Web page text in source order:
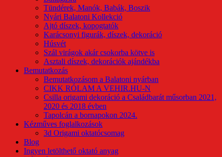
Tündérek, Manók, Babák, Boszik
Nyári Balatoni Kollekció
Ajtó díszek, kopogtatók
Karácsonyi figurák, díszek, dekoráció
Húsvét
Szál virágok akár csokorba kötve is
Asztali díszek, dekorációk ajándékba
Bemutatkozás
Bemutatkozásom a Balatoni nyárban
CIKK RÓLAM A VEHIR.HU-N
Csilla origami dekoráció a Családbarát műsorban 2021,
2020 és 2018 évben
Tapolcán a bornapokon 2024.
Kézműves foglalkozások
3d Origami oktatócsomag
Blog
Ingyen letölthető oktató anyag